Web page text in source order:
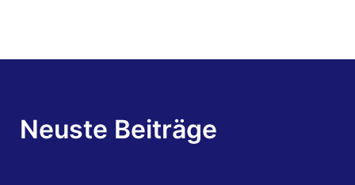
Neuste Beiträge